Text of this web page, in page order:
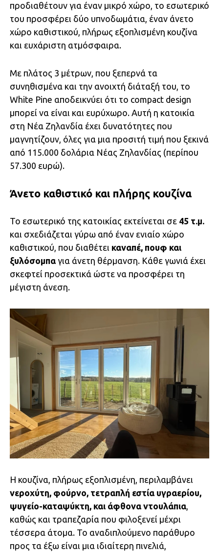
προδιαθέτουν για έναν μικρό χώρο, το εσωτερικό
του προσφέρει δύο υπνοδωμάτια, έναν άνετο
χώρο καθιστικού, πλήρως εξοπλισμένη κουζίνα
και ευχάριστη ατμόσφαιρα.
Με πλάτος 3 μέτρων, που ξεπερνά τα
συνηθισμένα και την ανοιχτή διάταξή του, το
White Pine αποδεικνύει ότι το compact design
μπορεί να είναι και ευρύχωρο. Αυτή η κατοικία
στη Νέα Ζηλανδία έχει δυνατότητες που
μαγνητίζουν, όλες για μια προσιτή τιμή που ξεκινά
από 115.000 δολάρια Νέας Ζηλανδίας (περίπου
57.300 ευρώ).
Άνετο καθιστικό και πλήρης κουζίνα
Το εσωτερικό της κατοικίας εκτείνεται σε 45 τ.μ.
και σχεδιάζεται γύρω από έναν ενιαίο χώρο
καθιστικού, που διαθέτει καναπέ, πουφ και
ξυλόσομπα για άνετη θέρμανση. Κάθε γωνιά έχει
σκεφτεί προσεκτικά ώστε να προσφέρει τη
μέγιστη άνεση.
Η κουζίνα, πλήρως εξοπλισμένη, περιλαμβάνει
νεροχύτη, φούρνο, τετραπλή εστία υγραερίου,
ψυγείο-καταψύκτη, και άφθονα ντουλάπια
καθώς και τραπεζαρία που φιλοξενεί μέχρι
τέσσερα άτομα. Το αναδιπλούμενο παράθυρο
προς τα έξω είναι μια ιδιαίτερη πινελιά,